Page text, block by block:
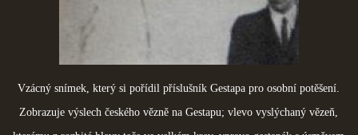
Vzácný snímek, který si pořídil příslušník Gestapa pro osobní potěšení.
Zobrazuje výslech českého vězně na Gestapu; vlevo vyslýchaný vězeň,